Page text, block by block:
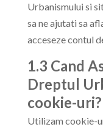
Urbanismului si
sa ne ajutati sa
acceseze contul
1.3 Cand
Dreptul
cookie-uri?
Utilizam cookie-